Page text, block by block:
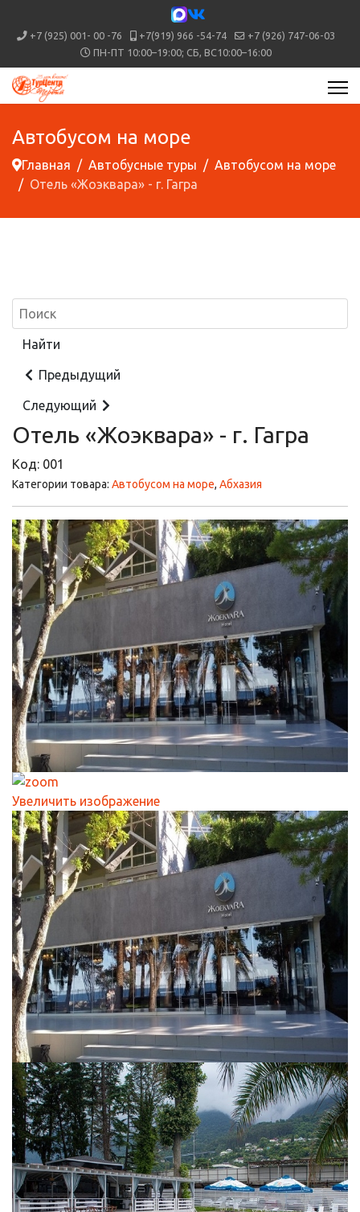
+7 (925) 001- 00 -76 +7(919) 966 -54-74
+7 (926) 747-06-03
ПН-ПТ 10:00–19:00; СБ, ВС10:00–16:00
Автобусом на море
Главная Автобусные туры
Автобусом на море
Отель «Жоэквара» - г. Гагра
Предыдущий
Следующий
Отель «Жоэквара» - г. Гагра
Код: 001
Категории товара: Автобусом на море, Абхазия
Увеличить изображение